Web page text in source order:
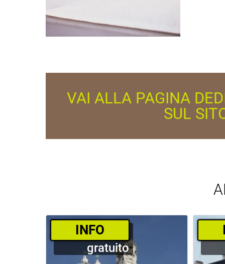
VAI ALLA PAGINA
SUL
­INFO
gratuito